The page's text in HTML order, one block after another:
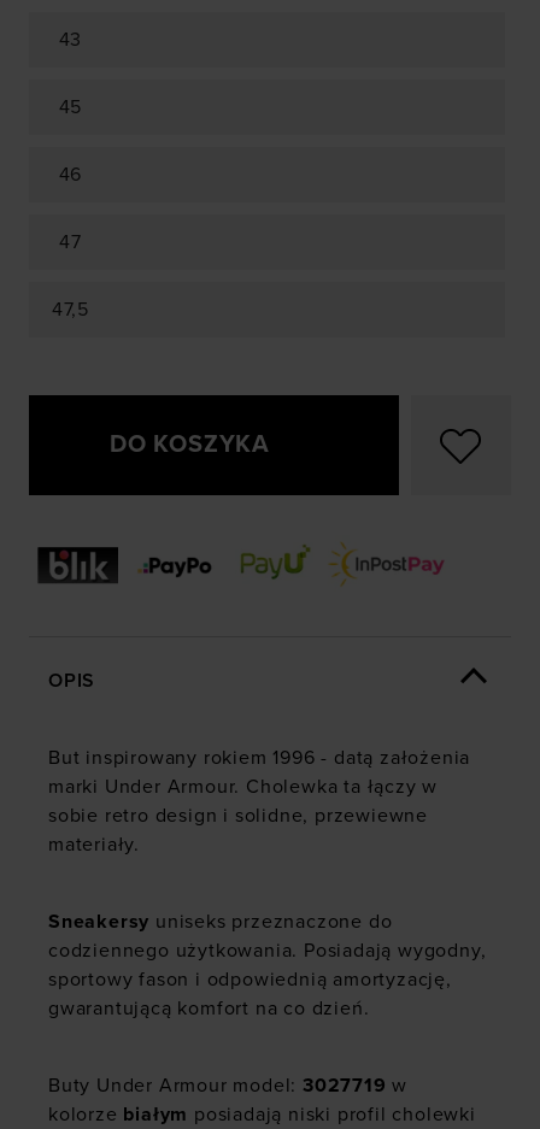
43
45
46
47
47,5
DO KOSZYKA
OPIS
But inspirowany rokiem 1996 - datą założenia
marki Under Armour. Cholewka ta łączy w
sobie retro design i solidne, przewiewne
materiały.
Sneakersy uniseks przeznaczone do
codziennego użytkowania. Posiadają wygodny,
sportowy fason i odpowiednią amortyzację,
gwarantującą komfort na co dzień.
Buty Under Armour model: 3027719 w
kolorze białym posiadają niski profil cholewki